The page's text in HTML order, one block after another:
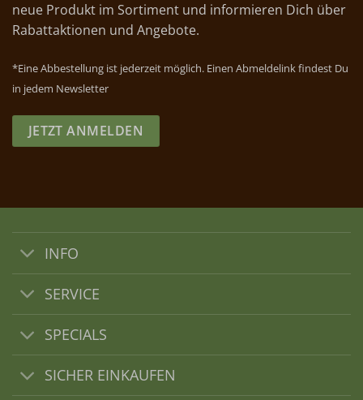
neue Produkt im Sortiment und informieren Dich über
Rabattaktionen und Angebote.
*Eine Abbestellung ist jederzeit möglich. Einen Abmeldelink findest Du
in jedem Newsletter
JETZT ANMELDEN
INFO
SERVICE
SPECIALS
SICHER EINKAUFEN